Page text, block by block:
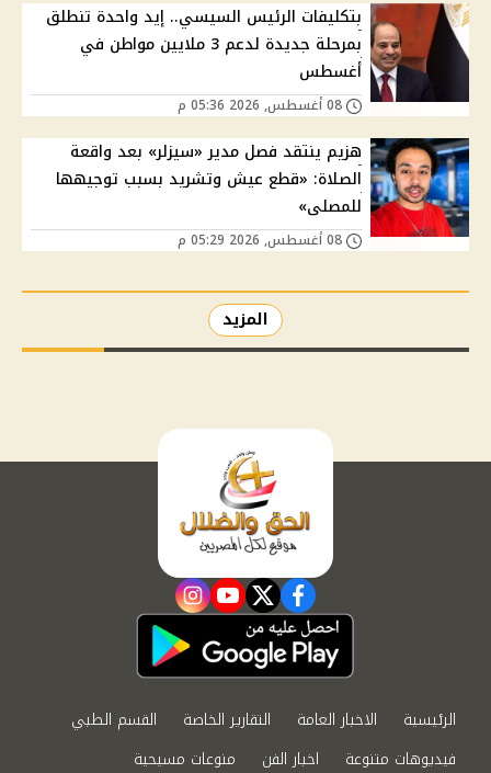
بتكليفات الرئيس السيسي.. إيد واحدة تنطلق
بمرحلة جديدة لدعم 3 ملايين مواطن في
أغسطس
هزيم ينتقد فصل مدير «سيزلر» بعد واقعة
الصلاة: «قطع عيش وتشريد بسبب توجيهها
للمصلى»
المزيد
facebook
twitter
youtube
instagram
الرئيسية الاخبار العامة التقارير الخاصة
القسم الطبي
فيديوهات متنوعة
اخبار الفن منوعات مسيحية